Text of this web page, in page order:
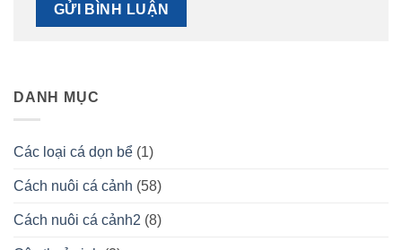
DANH MỤC
Các loại cá dọn bể (1)
Cách nuôi cá cảnh (58)
Cách nuôi cá cảnh2 (8)